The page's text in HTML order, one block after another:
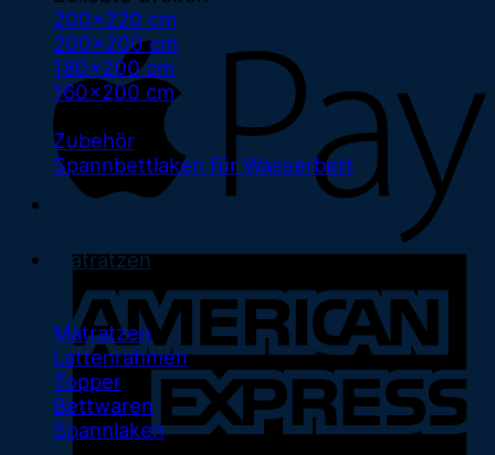
200x220 cm
200x200 cm
180x200 cm
160x200 cm
Zubehör
Zubehör
Spannbettlaken für Wasserbett
Abverkauf
Matratzen
Matratzen
Lattenrahmen
Topper
Bettwaren
Spannlaken